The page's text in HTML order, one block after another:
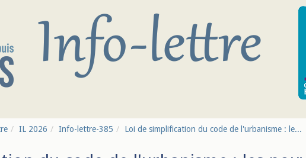
IL 2026 Info-lettre-385 Loi de simplification du code de l'urbanisme : le...